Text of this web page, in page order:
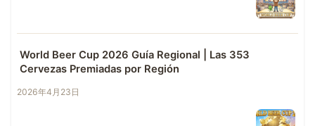
World Beer Cup 2026 Guía Regional | Las 353
Cervezas Premiadas por Región
2026年4月23日